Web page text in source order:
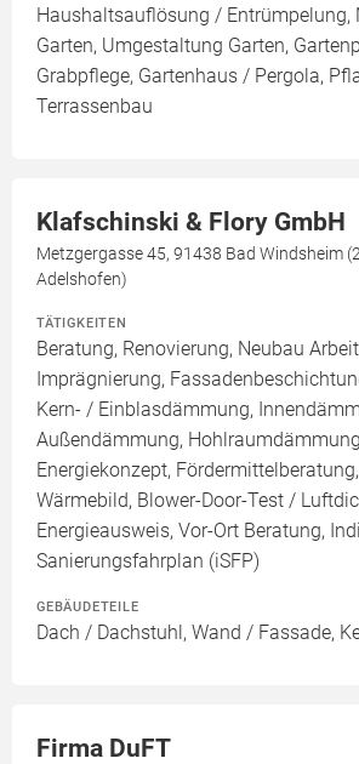
Haushaltsauflösung / Entrümpelung,
Garten, Umgestaltung Garten,
Grabpflege, Gartenhaus / Pergola,
Terrassenbau
Klafschinski & Flory GmbH
Metzgergasse 45, 91438 Bad Windsheim
Adelshofen)
TÄTIGKEITEN
Beratung, Renovierung, Neubau
Imprägnierung,
Kern- / Einblasdämmung,
Außendämmung,
Energiekonzept,
Wärmebild, Blower-Door-Test /
Energieausweis, Vor-Ort Beratung,
Sanierungsfahrplan (iSFP)
GEBÄUDETEILE
Dach / Dachstuhl, Wand / Fassade,
Firma DuFT